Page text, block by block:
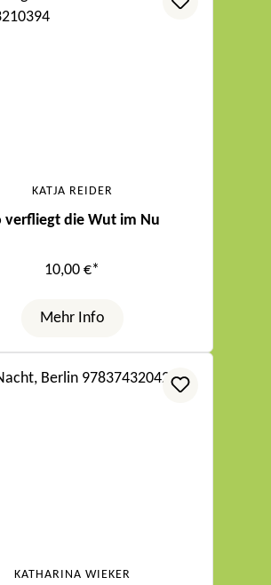
KATJA REIDER
verfliegt die Wut im Nu
10,00 €*
Mehr Info
KATHARINA WIEKER